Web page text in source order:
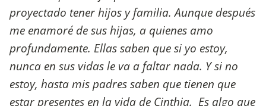
proyectado tener hijos y familia. Aunque después
me enamoré de sus hijas, a quienes amo
profundamente. Ellas saben que si yo estoy,
nunca en sus vidas le va a faltar nada. Y si no
estoy, hasta mis padres saben que tienen que
estar presentes en la vida de Cinthia. Es algo que